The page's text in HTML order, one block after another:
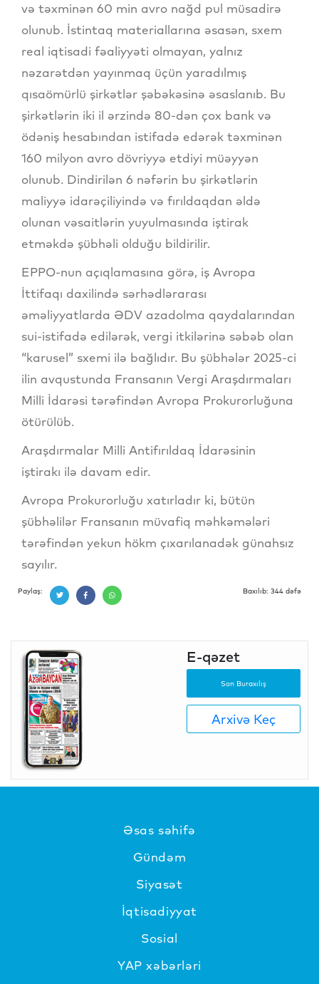
və təxminən 60 min avro nağd pul müsadirə
olunub. İstintaq materiallarına əsasən, sxem
real iqtisadi fəaliyyəti olmayan, yalnız
nəzarətdən yayınmaq üçün yaradılmış
qısaömürlü şirkətlər şəbəkəsinə əsaslanıb. Bu
şirkətlərin iki il ərzində 80-dən çox bank və
ödəniş hesabından istifadə edərək təxminən
160 milyon avro dövriyyə etdiyi müəyyən
olunub. Dindirilən 6 nəfərin bu şirkətlərin
maliyyə idarəçiliyində və fırıldaqdan əldə
olunan vəsaitlərin yuyulmasında iştirak
etməkdə şübhəli olduğu bildirilir.
EPPO-nun açıqlamasına görə, iş Avropa
İttifaqı daxilində sərhədlərarası
əməliyyatlarda ƏDV azadolma qaydalarından
sui-istifadə edilərək, vergi itkilərinə səbəb olan
“karusel” sxemi ilə bağlıdır. Bu şübhələr 2025-ci
ilin avqustunda Fransanın Vergi Araşdırmaları
Milli İdarəsi tərəfindən Avropa Prokurorluğuna
ötürülüb.
Araşdırmalar Milli Antifırıldaq İdarəsinin
iştirakı ilə davam edir.
Avropa Prokurorluğu xatırladır ki, bütün
şübhəlilər Fransanın müvafiq məhkəmələri
tərəfindən yekun hökm çıxarılanadək günahsız
sayılır.
Paylaş: Baxılıb: 344 dəfə
E-qəzet
Son Buraxılış
Arxivə Keç
Əsas səhifə
Gündəm
Siyasət
İqtisadiyyat
Sosial
YAP xəbərləri